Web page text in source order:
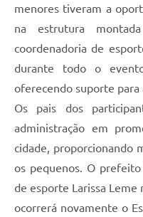
menores tiveram a
na estrutura
coordenadoria de
durante todo o
oferecendo suporte para
Os pais dos
administração em
cidade, proporcionando
os pequenos. O
de esporte Larissa
ocorrerá novamente o